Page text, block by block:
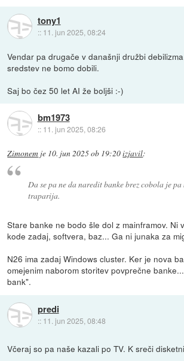
tony1
:: 11. jun 2025, 08:24
Vendar pa drugače v današnji družbi
sredstev ne bomo dobili.
Saj bo čez 50 let AI že boljši :-)
bm1973
:: 11. jun 2025, 08:26
Zimonem je 10. jun 2025 ob 19:20izjavil:
Da se pa ne da naredit banke brez cobola je
traparija.
Stare banke ne bodo šle dol z mainframov. Ni
kode zadaj, softvera, baz... Ga ni junaka za
N26 ima zadaj Windows cluster. Ker je nova
omejenim naborom storitev povprečne
bank".
predi
:: 11. jun 2025, 08:48
Včeraj so pa naše kazali po TV. K sreči